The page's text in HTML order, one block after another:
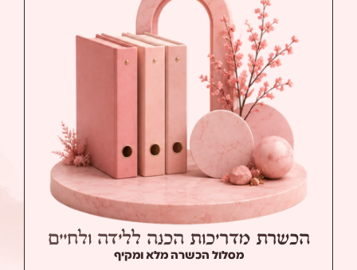
שרת מד ריכות הכ נה לל דה ולחיים
מסלול הכשרה מלא ומקיף